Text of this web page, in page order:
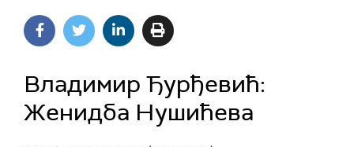
Владимир Ђурђевић:
Женидба Нушићева